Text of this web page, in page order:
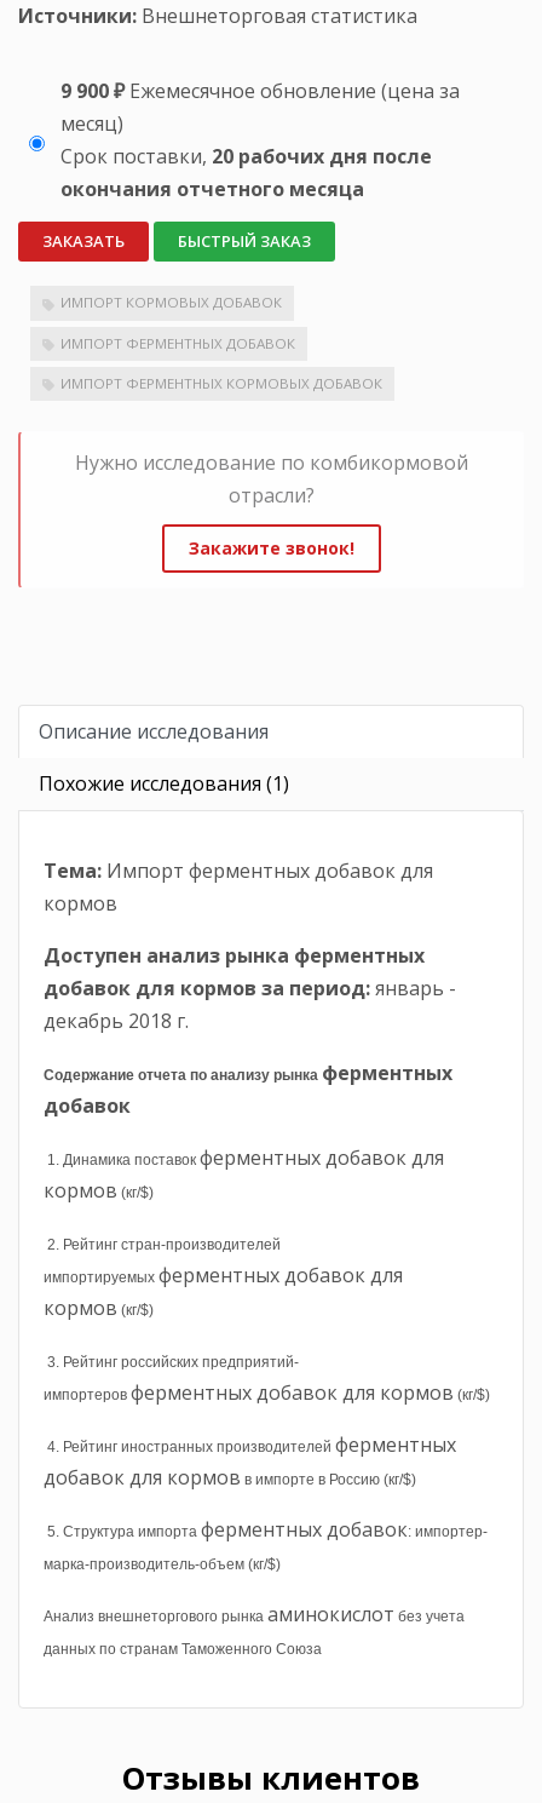
Источники: Внешнеторговая статистика
9 900 ₽ Ежемесячное обновление (цена за
месяц)
Срок поставки, 20 рабочих дня после
окончания отчетного месяца
ЗАКАЗАТЬ БЫСТРЫЙ ЗАКАЗ
ИМПОРТ КОРМОВЫХ ДОБАВОК
ИМПОРТ ФЕРМЕНТНЫХ ДОБАВОК
ИМПОРТ ФЕРМЕНТНЫХ КОРМОВЫХ ДОБАВОК
Нужно исследование по комбикормовой
отрасли?
Закажите звонок!
Описание исследования
Похожие исследования (1)
Тема: Импорт ферментных добавок для
кормов
Доступен анализ рынка ферментных
добавок для кормов за период:январь -
декабрь 2018 г.
Содержание отчета по анализу рынка ферментных
добавок
1. Динамика поставок ферментных добавок для
кормов (кг/$)
2. Рейтинг стран-производителей
импортируемых ферментных добавок для
кормов (кг/$)
3. Рейтинг российских предприятий-
импортеров ферментных добавок для кормов (кг/$)
4. Рейтинг иностранных производителей ферментных
добавок для кормов в импорте в Россию (кг/$)
5. Структура импорта ферментных добавок: импортер-
марка-производитель-объем (кг/$)
Анализ внешнеторгового рынка аминокислот без учета
данных по странам Таможенного Союза
Отзывы клиентов